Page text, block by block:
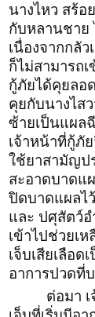
นางไหว สร้อ
กับหลานชาย
เนื่องจากกลั
ก็ไม่สามารถ
กู้ภัยได้คุยลอ
คุยกับนางไส
ซ้ายเป็นแผล
เจ้าหน้าที่กู้ภั
ใช้ยาสามัญป
สะอาดบาดแ
ปิดบาดแผลไ
และ ปศุสัตว์อ
เข้าไปช่วยเ
เจ็บเสียเลือ
อาการปวดที่
ต่อมา